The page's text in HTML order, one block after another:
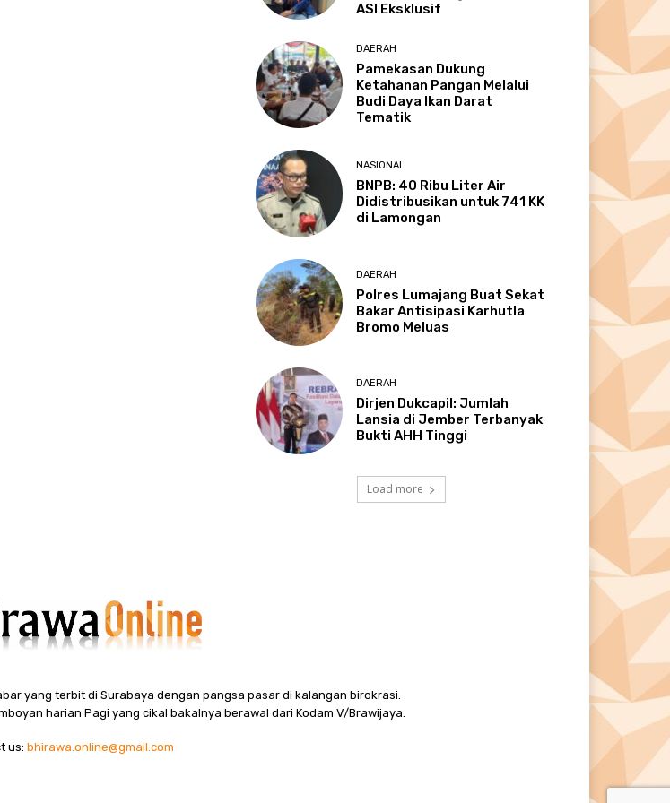
ASI Eksklusif
DAERAH
Pamekasan Dukung
Ketahanan Pangan Melalui
Budi Daya Ikan Darat
Tematik
NASIONAL
BNPB: 40 Ribu Liter Air
Didistribusikan untuk 741 KK
di Lamongan
DAERAH
Polres Lumajang Buat Sekat
Bakar Antisipasi Karhutla
Bromo Meluas
DAERAH
Dirjen Dukcapil: Jumlah
Lansia di Jember Terbanyak
Bukti AHH Tinggi
Load more
yang terbit di Surabaya dengan pangsa pasar di kalangan birokrasi.
harian Pagi yang cikal bakalnya berawal dari Kodam V/Brawijaya.
us: bhirawa.online@gmail.com